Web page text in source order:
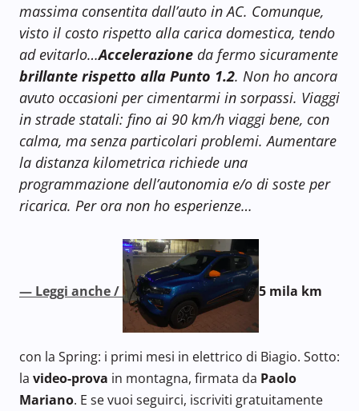
massima consentita dall’auto in AC. Comunque,
visto il costo rispetto alla carica domestica, tendo
ad evitarlo…Accelerazione da fermo sicuramente
brillante rispetto alla Punto 1.2. Non ho ancora
avuto occasioni per cimentarmi in sorpassi. Viaggi
in strade statali: fino ai 90 km/h viaggi bene, con
calma, ma senza particolari problemi. Aumentare
la distanza kilometrica richiede una
programmazione dell’autonomia e/o di soste per
ricarica. Per ora non ho esperienze…
— Leggi anche / 5 mila km
con la Spring: i primi mesi in elettrico di Biagio. Sotto:
la video-prova in montagna, firmata da Paolo
Mariano. E se vuoi seguirci, iscriviti gratuitamente